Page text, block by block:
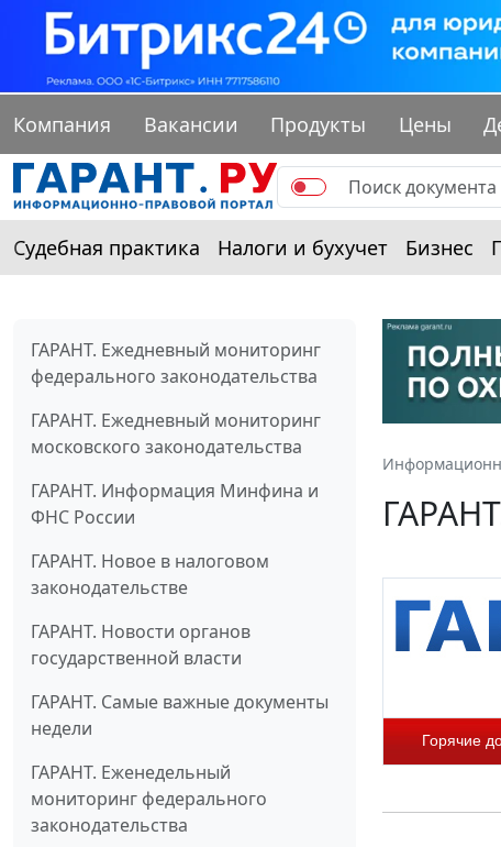
Компания Вакансии Продукты Цены
Судебная практика Налоги и бухучет Бизнес
ГАРАНТ. Ежедневный мониторинг
федерального законодательства
ГАРАНТ. Ежедневный мониторинг
московского законодательства
ГАРАНТ. Информация Минфина и
ФНС России
ГАРАНТ. Новое в налоговом
законодательстве
ГАРАНТ. Новости органов
государственной власти
ГАРАНТ. Самые важные документы
недели
ГАРАНТ. Еженедельный
мониторинг федерального
законодательства
Горячие